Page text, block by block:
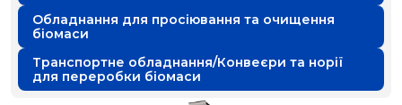
Обладнання для просіювання та очищення
біомаси
Транспортне обладнання/Конвеєри та норії
для переробки біомаси